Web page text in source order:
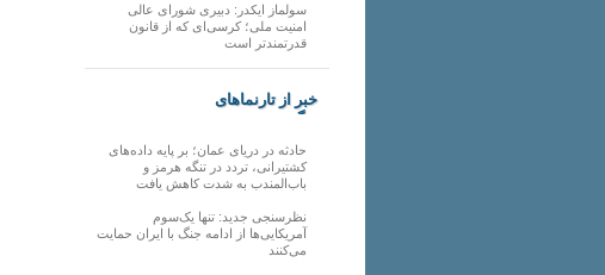
سولماز ایکدر: دبیری شورای عالی
امنیت ملی؛ کرسی‌ای که از قانون
قدرتمندتر است
خبر از تارنماهای
دیگر
حادثه در دریای عمان؛ بر پایه داده‌های
کشتیرانی، تردد در تنگه هرمز و
باب‌المندب به شدت کاهش یافت
نظرسنجی جدید: تنها یک‌سوم
آمریکایی‌ها از ادامه جنگ با ایران حمایت
می‌کنند